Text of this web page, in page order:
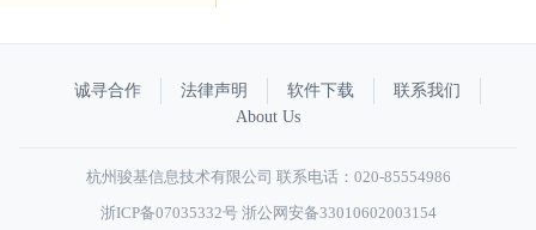
诚寻合作 法律声明 软件下载
联系我们
About Us
杭州骏基信息技术有限公司 联系电话：020-85554986
浙ICP备07035332号 浙公网安备33010602003154